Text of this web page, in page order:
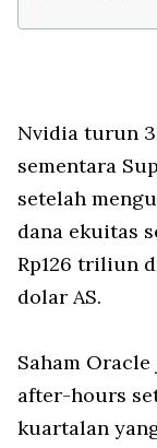
Nvidia turun
sementara
setelah
dana ekuitas
Rp126 triliun
dolar AS.
Saham
after-hours
kuartalan